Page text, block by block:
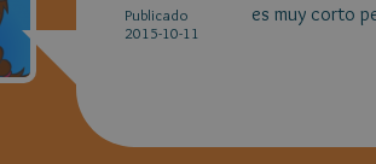
Publicado
2015-10-11
es muy corto